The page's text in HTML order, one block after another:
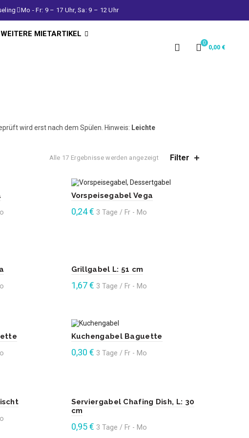
Mo - Fr: 9 – 17 Uhr, Sa: 9 – 12 Uhr
WEITERE MIETARTIKEL
0
0,00 €
wird erst nach dem Spülen. Hinweis: Leichte
Alle 17 Ergebnisse werden angezeigt Filter
Vorspeisegabel Vega
0,24€ 3 Tage / Fr - Mo
Grillgabel L: 51 cm
1,67€ 3 Tage / Fr - Mo
In den Warenkorb
Kuchengabel Baguette
0,30 € 3 Tage / Fr - Mo
Serviergabel Chafing Dish, L: 30
cm
0,95€ 3 Tage / Fr - Mo